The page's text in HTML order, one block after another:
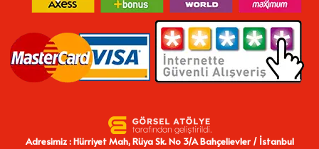
Adresimiz : Hürriyet Mah, Rüya Sk. No 3/A Bahçelievler / İstanbul